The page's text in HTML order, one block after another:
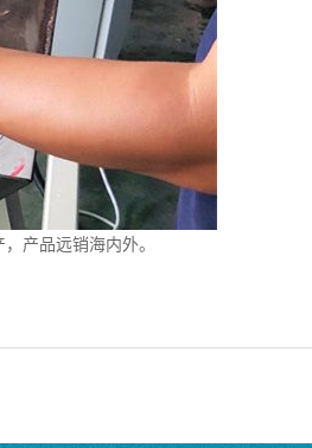
产品远销海内外。